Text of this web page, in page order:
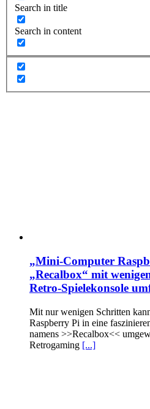
Search in title
Search in content
„Mini-Computer
„Recalbox“ mit
Retro-Spielekonsole
Mit nur wenigen Schritten
Raspberry Pi in eine
namens >>Recalbox<<
Retrogaming [...]